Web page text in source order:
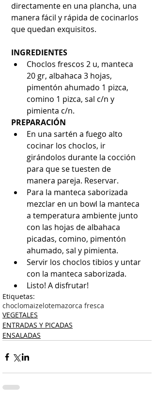
directamente en una plancha, una
manera fácil y rápida de cocinarlos
que quedan exquisitos.
INGREDIENTES
Choclos frescos 2 u, manteca
20 gr, albahaca 3 hojas,
pimentón ahumado 1 pizca,
comino 1 pizca, sal c/n y
pimienta c/n.
PREPARACIÓN
En una sartén a fuego alto
cocinar los choclos, ir
girándolos durante la cocción
para que se tuesten de
manera pareja. Reservar.
Para la manteca saborizada
mezclar en un bowl la manteca
a temperatura ambiente junto
con las hojas de albahaca
picadas, comino, pimentón
ahumado, sal y pimienta.
Servir los choclos tibios y untar
con la manteca saborizada.
Listo! A disfrutar!
Etiquetas:
choclomaizelotemazorca fresca
VEGETALES
ENTRADAS Y PICADAS
ENSALADAS